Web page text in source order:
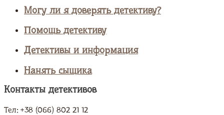
Могу ли я доверять детективу?
Помощь детективу
Детективы и информация
Нанять сыщика
Контакты детективов
Тел: +38 (066) 802 21 12